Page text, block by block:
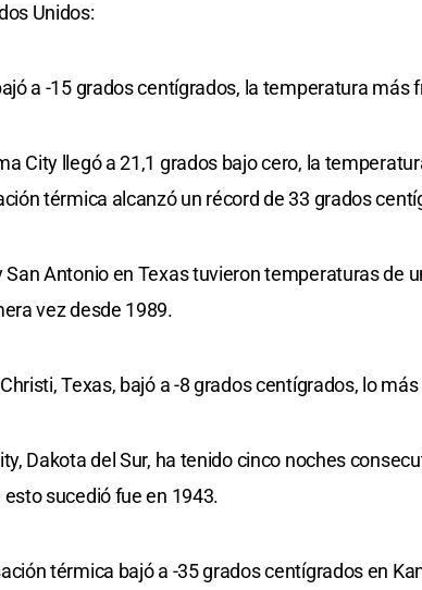
Unidos:
a -15 grados centígrados, la temperatura más
City llegó a 21,1 grados bajo cero, la
térmica alcanzó un récord de 33 grados
San Antonio en Texas tuvieron temperaturas de
vez desde 1989.
Texas, bajó a -8 grados centígrados, lo
Dakota del Sur, ha tenido cinco noches
esto sucedió fue en 1943.
térmica bajó a -35 grados centígrados en